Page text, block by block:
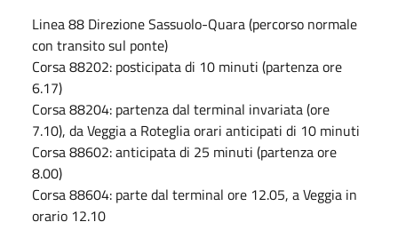
Linea 88 Direzione Sassuolo-Quara (percorso normale
con transito sul ponte)
Corsa 88202: posticipata di 10 minuti (partenza ore
6.17)
Corsa 88204: partenza dal terminal invariata (ore
7.10), da Veggia a Roteglia orari anticipati di 10 minuti
Corsa 88602: anticipata di 25 minuti (partenza ore
8.00)
Corsa 88604: parte dal terminal ore 12.05, a Veggia in
orario 12.10